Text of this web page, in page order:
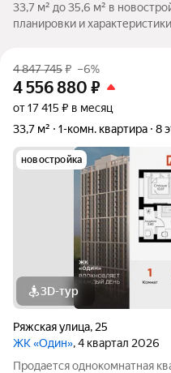
33,7 м² до 35,6 м² в
планировки и
4 847 745₽ –6%
4 556 880 ₽
от 17 415 ₽ в месяц
33,7 м²
1-комн. квартира 8
новостройка
3D-тур
Ряжская улица, 25
ЖК «Один», 4 квартал 2026
Продается однокомнатная